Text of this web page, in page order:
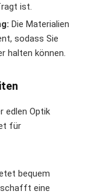
ist.
Die Materialien
sodass Sie
halten können.
edlen Optik
für
bequem
eine